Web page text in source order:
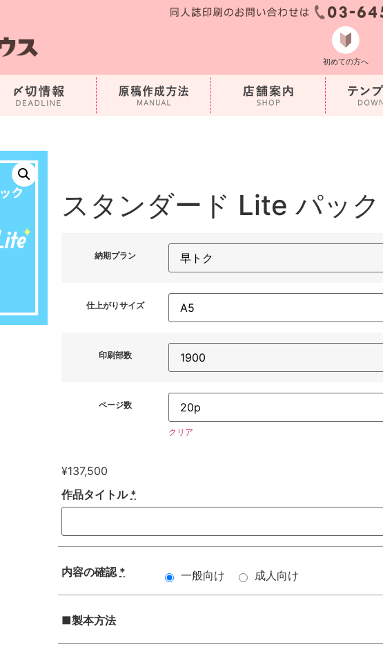
初めての方へ
スタンダード Lite パック
納期プラン
仕上がりサイズ
印刷部数
ページ数
クリア
¥137,500
作品タイトル *
内容の確認 * 一般向け 成人向け
■製本方法